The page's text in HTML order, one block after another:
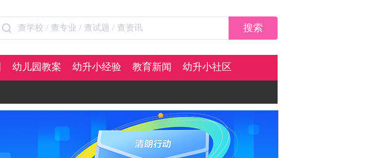
搜索
幼儿园教案 幼升小经验 教育新闻 幼升小社区